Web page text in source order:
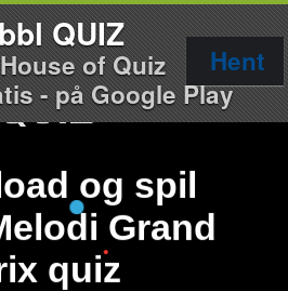
QUIZ
of Quiz
- på Google Play
Hent
og spil
Grand
quiz